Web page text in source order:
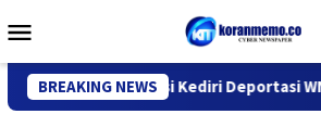
to
Menu
BREAKING NEWS
Kantor Imigrasi Kediri Deportasi WN